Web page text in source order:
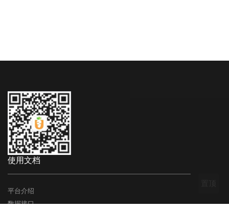
使用文档
平台介绍
数据接口